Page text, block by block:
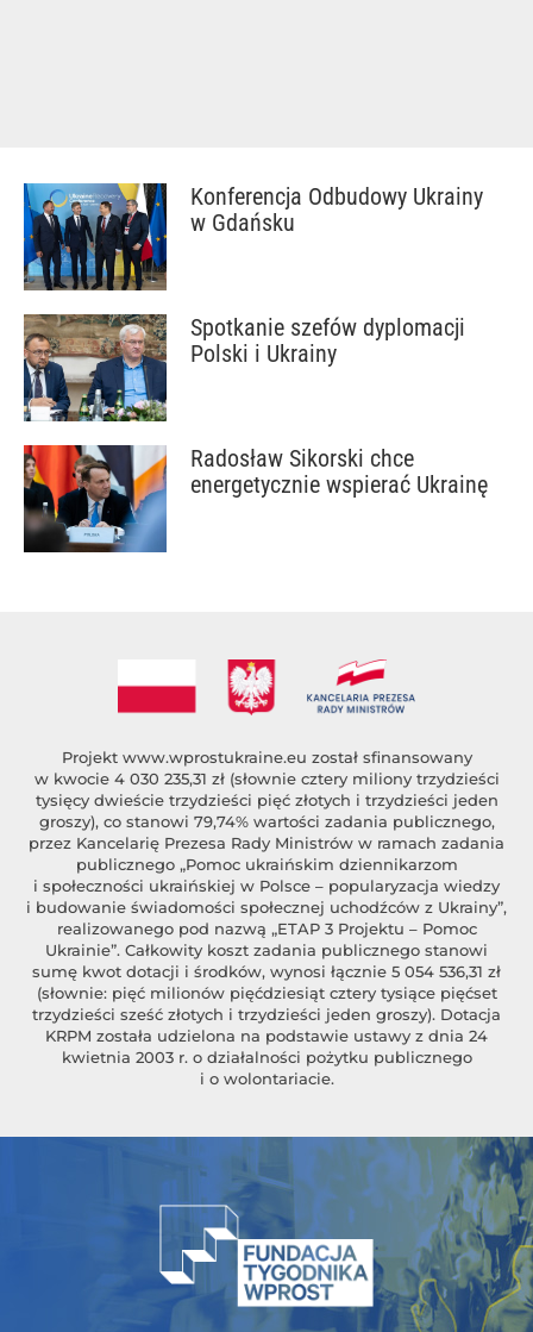
Konferencja Odbudowy Ukrainy
w Gdańsku
Spotkanie szefów dyplomacji
Polski i Ukrainy
Radosław Sikorski chce
energetycznie wspierać Ukrainę
Projekt www.wprostukraine.eu został sfinansowany
w kwocie 4 030 235,31 zł (słownie cztery miliony trzydzieści
tysięcy dwieście trzydzieści pięć złotych i trzydzieści jeden
groszy), co stanowi 79,74% wartości zadania publicznego,
przez Kancelarię Prezesa Rady Ministrów w ramach zadania
publicznego „Pomoc ukraińskim dziennikarzom
i społeczności ukraińskiej w Polsce – popularyzacja wiedzy
i budowanie świadomości społecznej uchodźców z Ukrainy”,
realizowanego pod nazwą „ETAP 3 Projektu – Pomoc
Ukrainie”. Całkowity koszt zadania publicznego stanowi
sumę kwot dotacji i środków, wynosi łącznie 5 054 536,31 zł
(słownie: pięć milionów pięćdziesiąt cztery tysiące pięćset
trzydzieści sześć złotych i trzydzieści jeden groszy). Dotacja
KRPM została udzielona na podstawie ustawy z dnia 24
kwietnia 2003 r. o działalności pożytku publicznego
i o wolontariacie.